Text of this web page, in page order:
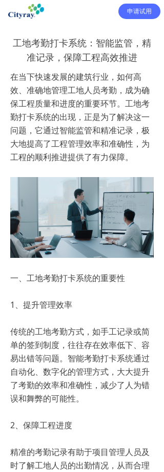
申请试用
工地考勤打卡系统：智能监管，精
准记录，保障工程高效推进
在当下快速发展的建筑行业，如何高
效、准确地管理工地人员考勤，成为确
保工程质量和进度的重要环节。工地考
勤打卡系统的出现，正是为了解决这一
问题，它通过智能监管和精准记录，极
大地提高了工程管理效率和准确性，为
工程的顺利推进提供了有力保障。
一、工地考勤打卡系统的重要性
1、提升管理效率
传统的工地考勤方式，如手工记录或简
单的签到制度，往往存在效率低下、容
易出错等问题。智能考勤打卡系统通过
自动化、数字化的管理方式，大大提升
了考勤的效率和准确性，减少了人为错
误和舞弊的可能性。
2、保障工程进度
精准的考勤记录有助于项目管理人员及
时了解工地人员的出勤情况，从而合理